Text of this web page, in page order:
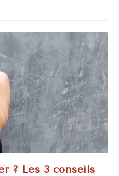
? Les 3 conseils